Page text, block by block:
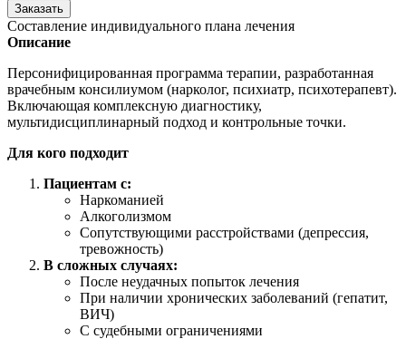
Заказать
Составление индивидуального плана лечения
Описание
Персонифицированная программа терапии, разработанная
врачебным консилиумом (нарколог, психиатр, психотерапевт).
Включающая комплексную диагностику,
мультидисциплинарный подход и контрольные точки.
Для кого подходит
Пациентам с:
Наркоманией
Алкоголизмом
Сопутствующими расстройствами (депрессия,
тревожность)
В сложных случаях:
После неудачных попыток лечения
При наличии хронических заболеваний (гепатит,
ВИЧ)
С судебными ограничениями